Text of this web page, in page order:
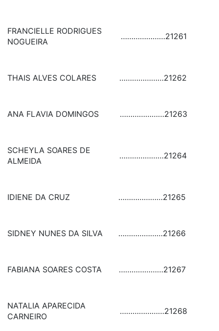
FRANCIELLE RODRIGUES
NOGUEIRA
…………………21261
THAIS ALVES COLARES …………………21262
ANA FLAVIA DOMINGOS …………………21263
SCHEYLA SOARES DE
ALMEIDA
…………………21264
IDIENE DA CRUZ …………………21265
SIDNEY NUNES DA SILVA …………………21266
FABIANA SOARES COSTA …………………21267
NATALIA APARECIDA
CARNEIRO
…………………21268